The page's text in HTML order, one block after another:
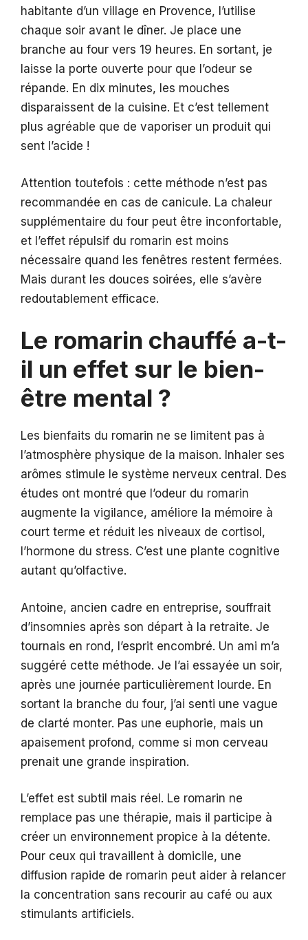
habitante d’un village en Provence, l’utilise
chaque soir avant le dîner. Je place une
branche au four vers 19 heures. En sortant, je
laisse la porte ouverte pour que l’odeur se
répande. En dix minutes, les mouches
disparaissent de la cuisine. Et c’est tellement
plus agréable que de vaporiser un produit qui
sent l’acide !
Attention toutefois : cette méthode n’est pas
recommandée en cas de canicule. La chaleur
supplémentaire du four peut être inconfortable,
et l’effet répulsif du romarin est moins
nécessaire quand les fenêtres restent fermées.
Mais durant les douces soirées, elle s’avère
redoutablement efficace.
Le romarin chauffé a-t-
il un effet sur le bien-
être mental ?
Les bienfaits du romarin ne se limitent pas à
l’atmosphère physique de la maison. Inhaler ses
arômes stimule le système nerveux central. Des
études ont montré que l’odeur du romarin
augmente la vigilance, améliore la mémoire à
court terme et réduit les niveaux de cortisol,
l’hormone du stress. C’est une plante cognitive
autant qu’olfactive.
Antoine, ancien cadre en entreprise, souffrait
d’insomnies après son départ à la retraite. Je
tournais en rond, l’esprit encombré. Un ami m’a
suggéré cette méthode. Je l’ai essayée un soir,
après une journée particulièrement lourde. En
sortant la branche du four, j’ai senti une vague
de clarté monter. Pas une euphorie, mais un
apaisement profond, comme si mon cerveau
prenait une grande inspiration.
L’effet est subtil mais réel. Le romarin ne
remplace pas une thérapie, mais il participe à
créer un environnement propice à la détente.
Pour ceux qui travaillent à domicile, une
diffusion rapide de romarin peut aider à relancer
la concentration sans recourir au café ou aux
stimulants artificiels.